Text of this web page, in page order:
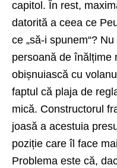
capitol. În rest,
datorită a ceea ce
ce „să-i spunem“?
persoană de înălțime
obișnuiască cu
faptul că plaja de
mică. Constructorul
joasă a acestuia
poziție care îl face
Problema este că,